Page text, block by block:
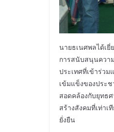
นายธเนศพลได้เ
การสนับสนุนควา
ประเทศที่เข้าร่ว
เข้มแข็งของประ
สอดคล้องกับยุทธ
สร้างสังคมที่เท่า
ยั่งยืน